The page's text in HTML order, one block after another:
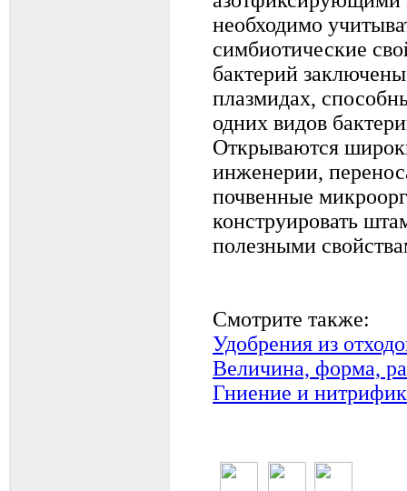
необходимо
симбиотические
бактерий
плазмидах,
одних видов
Открываются
инженерии,
почвенные
конструировать
полезными
Смотрите также:
Удобрения из
Величина, форма,
Гниение и